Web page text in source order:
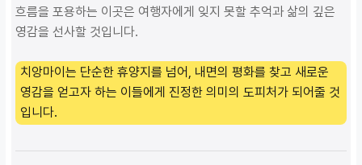
흐름을 포용하는 이곳은 여행자에게 잊지 못할 추억과 삶의 깊은
영감을 선사할 것입니다.
치앙마이는 단순한 휴양지를 넘어, 내면의 평화를 찾고 새로운
영감을 얻고자 하는 이들에게 진정한 의미의 도피처가 되어줄 것
입니다.